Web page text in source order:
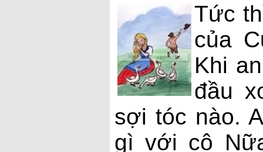
Tức
của
Khi
đầu
sợi tóc nào.
gì với cô